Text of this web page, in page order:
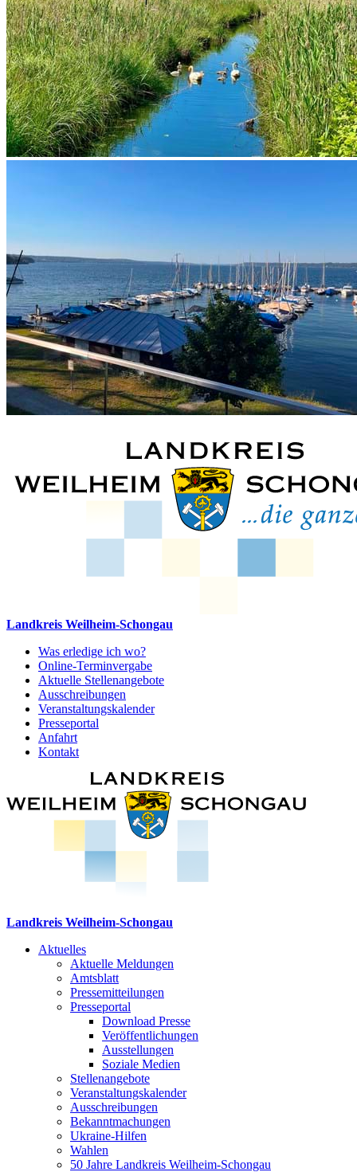
Landkreis Weilheim-Schongau
Was erledige ich wo?
Online-Terminvergabe
Aktuelle Stellenangebote
Ausschreibungen
Veranstaltungskalender
Presseportal
Anfahrt
Kontakt
Landkreis Weilheim-Schongau
Aktuelles
Aktuelle Meldungen
Amtsblatt
Pressemitteilungen
Presseportal
Download Presse
Veröffentlichungen
Ausstellungen
Soziale Medien
Stellenangebote
Veranstaltungskalender
Ausschreibungen
Bekanntmachungen
Ukraine-Hilfen
Wahlen
50 Jahre Landkreis Weilheim-Schongau